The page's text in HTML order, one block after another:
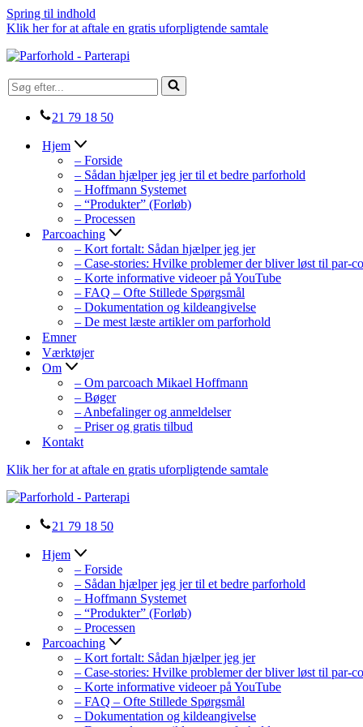
Spring til indhold
Klik her for at aftale en gratis uforpligtende samtale
Søg
efter...
21 79 18 50
Hjem
– Forside
– Sådan hjælper jeg jer til et bedre parforhold
– Hoffmann Systemet
– “Produkter” (Forløb)
– Processen
Parcoaching
– Kort fortalt: Sådan hjælper jeg jer
– Case-stories: Hvilke problemer der bliver løst til par-
– Korte informative videoer på YouTube
– FAQ – Ofte Stillede Spørgsmål
– Dokumentation og kildeangivelse
– De mest læste artikler om parforhold
Emner
Værktøjer
Om
– Om parcoach Mikael Hoffmann
– Bøger
– Anbefalinger og anmeldelser
– Priser og gratis tilbud
Kontakt
Klik her for at aftale en gratis uforpligtende samtale
21 79 18 50
Hjem
– Forside
– Sådan hjælper jeg jer til et bedre parforhold
– Hoffmann Systemet
– “Produkter” (Forløb)
– Processen
Parcoaching
– Kort fortalt: Sådan hjælper jeg jer
– Case-stories: Hvilke problemer der bliver løst til par-
– Korte informative videoer på YouTube
– FAQ – Ofte Stillede Spørgsmål
– Dokumentation og kildeangivelse